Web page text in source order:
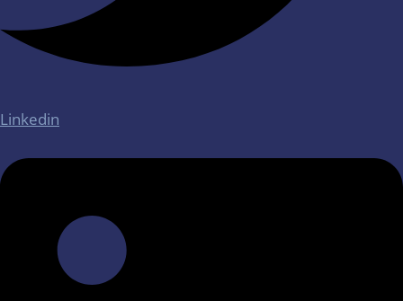
Linkedin